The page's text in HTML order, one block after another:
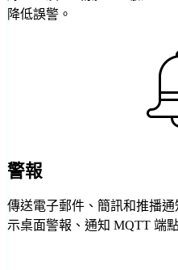
降低誤警。
警報
傳送電子郵件、簡訊和推播
示桌面警報、通知 MQTT 端